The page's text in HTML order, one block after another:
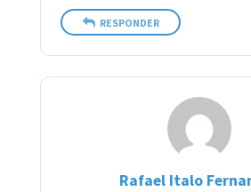
RESPONDER
Rafael Italo